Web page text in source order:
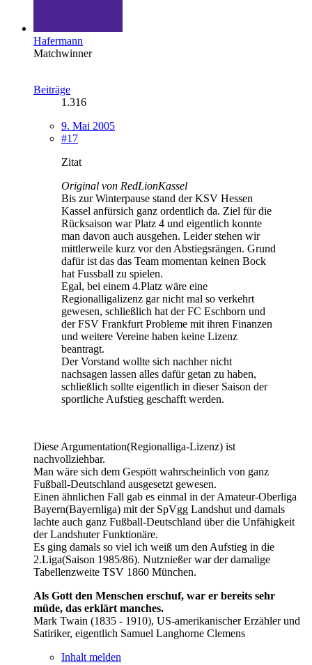
Hafermann
Matchwinner
Beiträge
1.316
9. Mai 2005
#17
Zitat
Original von RedLionKassel
Bis zur Winterpause stand der KSV Hessen
Kassel anfürsich ganz ordentlich da. Ziel für die
Rücksaison war Platz 4 und eigentlich konnte
man davon auch ausgehen. Leider stehen wir
mittlerweile kurz vor den Abstiegsrängen. Grund
dafür ist das das Team momentan keinen Bock
hat Fussball zu spielen.
Egal, bei einem 4.Platz wäre eine
Regionalligalizenz gar nicht mal so verkehrt
gewesen, schließlich hat der FC Eschborn und
der FSV Frankfurt Probleme mit ihren Finanzen
und weitere Vereine haben keine Lizenz
beantragt.
Der Vorstand wollte sich nachher nicht
nachsagen lassen alles dafür getan zu haben,
schließlich sollte eigentlich in dieser Saison der
sportliche Aufstieg geschafft werden.
Diese Argumentation(Regionalliga-Lizenz) ist
nachvollziehbar.
Man wäre sich dem Gespött wahrscheinlich von ganz
Fußball-Deutschland ausgesetzt gewesen.
Einen ähnlichen Fall gab es einmal in der Amateur-Oberliga
Bayern(Bayernliga) mit der SpVgg Landshut und damals
lachte auch ganz Fußball-Deutschland über die Unfähigkeit
der Landshuter Funktionäre.
Es ging damals so viel ich weiß um den Aufstieg in die
2.Liga(Saison 1985/86). Nutznießer war der damalige
Tabellenzweite TSV 1860 München.
Als Gott den Menschen erschuf, war er bereits sehr
müde, das erklärt manches.
Mark Twain (1835 - 1910), US-amerikanischer Erzähler und
Satiriker, eigentlich Samuel Langhorne Clemens
Inhalt melden